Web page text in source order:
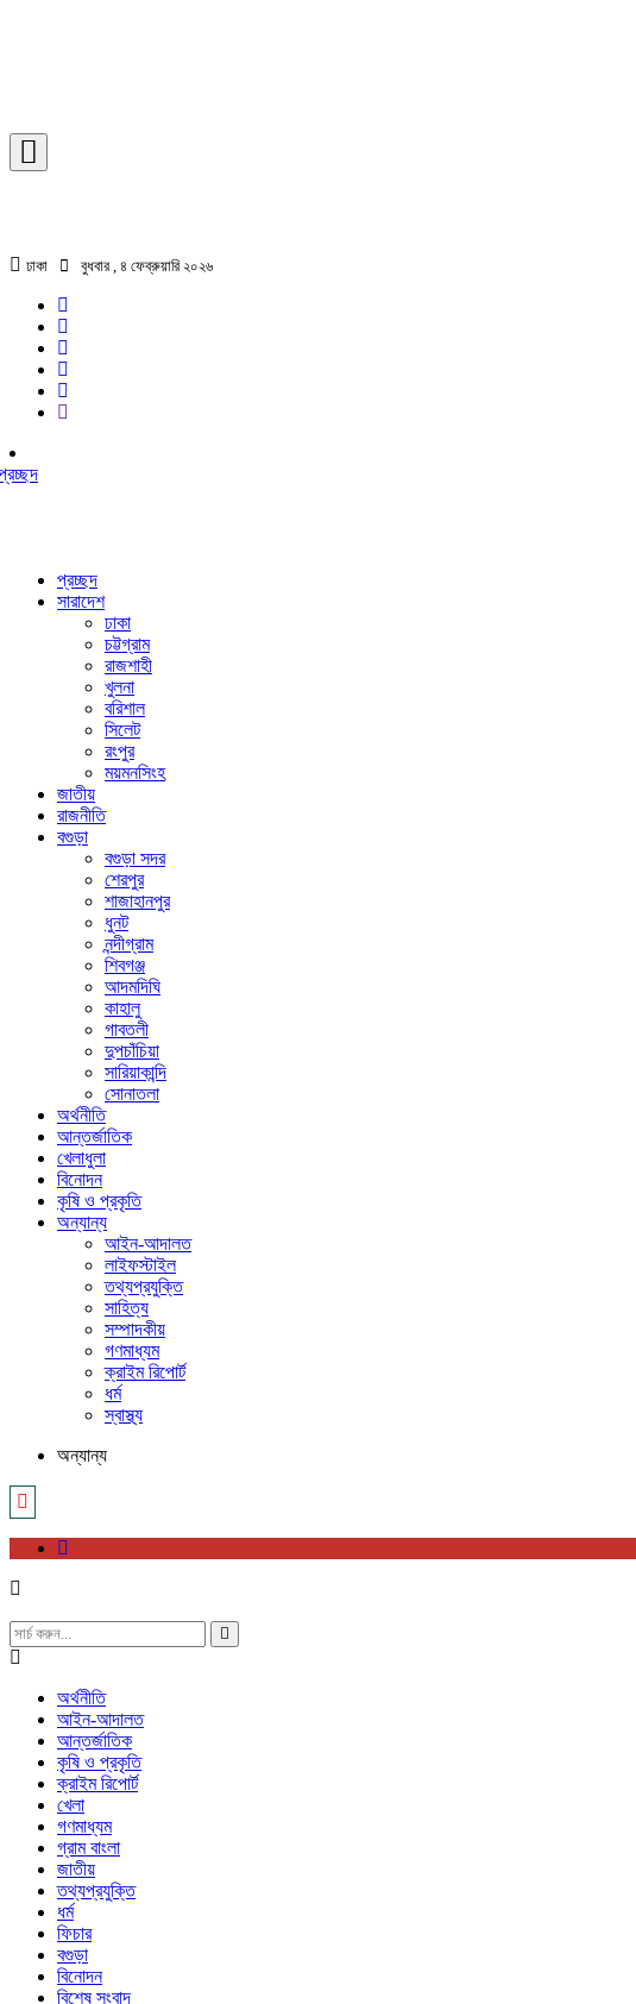
ঢাকা বুধবার , ৪ ফেব্রুয়ারি ২০২৬
প্রচ্ছদ
সারাদেশ
ঢাকা
চট্টগ্রাম
রাজশাহী
খুলনা
বরিশাল
সিলেট
রংপুর
ময়মনসিংহ
জাতীয়
রাজনীতি
বগুড়া
বগুড়া সদর
শেরপুর
শাজাহানপুর
ধুনট
নন্দীগ্রাম
শিবগঞ্জ
আদমদিঘি
কাহালু
গাবতলী
দুপচাঁচিয়া
সারিয়াকান্দি
সোনাতলা
অর্থনীতি
আন্তর্জাতিক
খেলাধুলা
বিনোদন
কৃষি ও প্রকৃতি
অন্যান্য
আইন-আদালত
লাইফস্টাইল
তথ্যপ্রযুক্তি
সাহিত্য
সম্পাদকীয়
গণমাধ্যম
ক্রাইম রিপোর্ট
ধর্ম
স্বাস্থ্য
অন্যান্য
অর্থনীতি
আইন-আদালত
আন্তর্জাতিক
কৃষি ও প্রকৃতি
ক্রাইম রিপোর্ট
খেলা
গণমাধ্যম
গ্রাম বাংলা
জাতীয়
তথ্যপ্রযুক্তি
ধর্ম
ফিচার
বগুড়া
বিনোদন
বিশেষ সংবাদ